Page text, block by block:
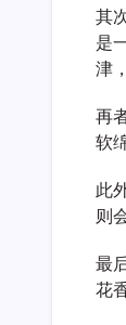
其
是
津
再
软
此
则
最
花